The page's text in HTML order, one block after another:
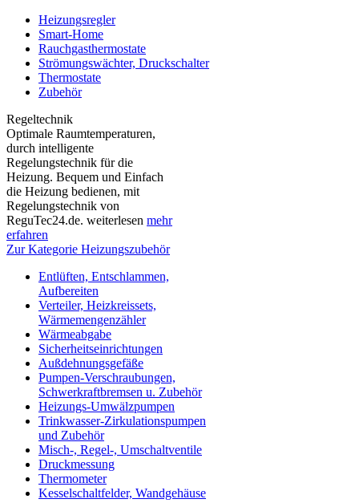
Heizungsregler
Smart-Home
Rauchgasthermostate
Strömungswächter, Druckschalter
Thermostate
Zubehör
Regeltechnik
Optimale Raumtemperaturen,
durch intelligente
Regelungstechnik für die
Heizung. Bequem und Einfach
die Heizung bedienen, mit
Regelungstechnik von
ReguTec24.de. weiterlesen mehr
erfahren
Zur Kategorie Heizungszubehör
Entlüften, Entschlammen,
Aufbereiten
Verteiler, Heizkreissets,
Wärmemengenzähler
Wärmeabgabe
Sicherheitseinrichtungen
Außdehnungsgefäße
Pumpen-Verschraubungen,
Schwerkraftbremsen u. Zubehör
Heizungs-Umwälzpumpen
Trinkwasser-Zirkulationspumpen
und Zubehör
Misch-, Regel-, Umschaltventile
Druckmessung
Thermometer
Kesselschaltfelder, Wandgehäuse